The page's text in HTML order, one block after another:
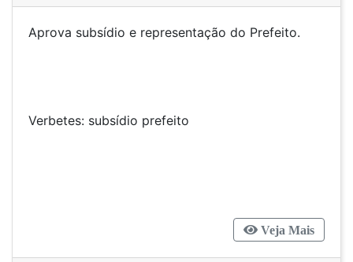
Aprova subsídio e representação do Prefeito.
Verbetes: subsídio prefeito
Veja Mais